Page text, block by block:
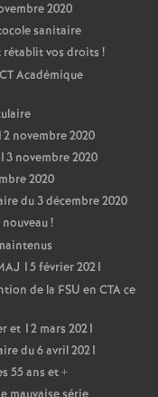
2020
sanitaire
rétablit vos droits !
Académique
novembre 2020
novembre 2020
2020
du 3 décembre 2020
!
15 février 2021
de la FSU en CTA ce
et 12 mars 2021
du 6 avril 2021
55 ans et +